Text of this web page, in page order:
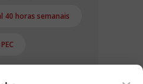
40 horas semanais
PEC